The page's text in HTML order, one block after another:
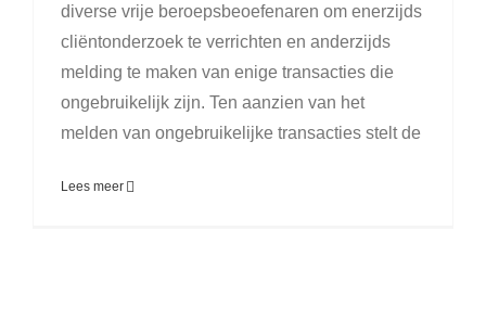
diverse vrije beroepsbeoefenaren om enerzijds
cliëntonderzoek te verrichten en anderzijds
melding te maken van enige transacties die
ongebruikelijk zijn. Ten aanzien van het
melden van ongebruikelijke transacties stelt de
Lees meer